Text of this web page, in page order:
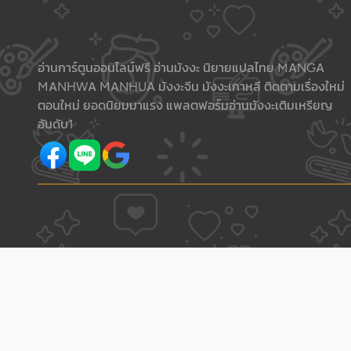
อ่านการ์ตูนออนไลน์ฟรี อ่านมังงะ นิยายแปลไทย MANGA
MANHWA MANHUA มังงะจีน มังงะเกาหลี ติดตามเรื่องใหม่
ตอนใหม่ ยอดนิยมมาแรง แพลตฟอร์มอ่านมังงะเติมเหรียญ
อันดับ1
บทความเพิ่มเติม gogold